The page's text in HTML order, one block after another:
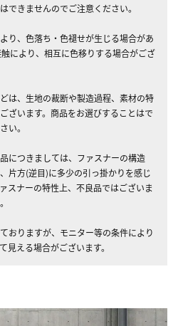
できませんのでご注意ください。
り、色落ち・色褪せが生じる場合があ
により、相互に色移りする場合がござ
は、生地の裁断や製造過程、素材の特
ざいます。商品をお選びすることはで
い。
につきましては、ファスナーの構造
片方(逆目)に多少の引っ掛かりを感じ
スナーの特性上、不良品ではございま
おりますが、モニター等の条件により
見える場合がございます。